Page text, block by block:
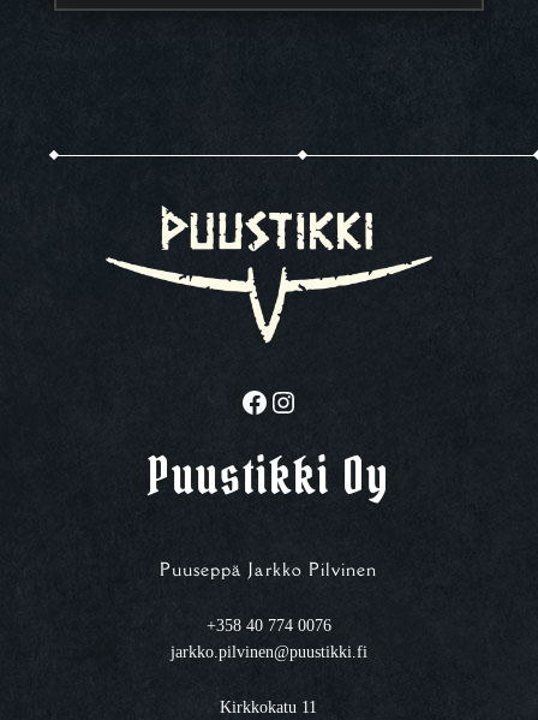
Facebook Instagram
Puustikki Oy
Puuseppä Jarkko Pilvinen
+358 40 774 0076
jarkko.pilvinen@puustikki.fi
Kirkkokatu 11